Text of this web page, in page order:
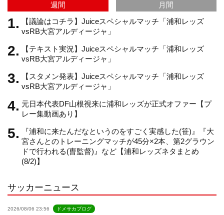
m h
a
n
e
週間
月間
【議論はコチラ】Juiceスペシャルマッチ「浦和レッズ
vsRB大宮アルディージャ」
【テキスト実況】Juiceスペシャルマッチ「浦和レッズ
vsRB大宮アルディージャ」
【スタメン発表】Juiceスペシャルマッチ「浦和レッズ
vsRB大宮アルディージャ」
元日本代表DF山根視来に浦和レッズが正式オファー【プ
レー集動画あり】
『浦和に来たんだなというのをすごく実感した(笹)』『大
宮さんとのトレーニングマッチが45分×2本、第2グラウン
ドで行われる(曺監督)』など【浦和レッズネタまとめ
(8/2)】
サッカーニュース
2026/08/06 23:56 ドメサカブログ